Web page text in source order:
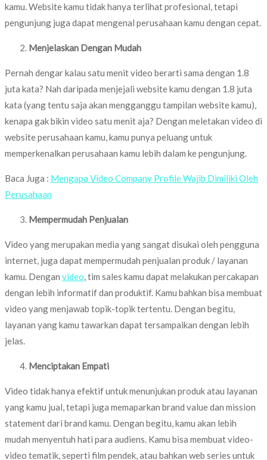
kamu. Website kamu tidak hanya terlihat profesional, tetapi
pengunjung juga dapat mengenal perusahaan kamu dengan cepat.
Menjelaskan Dengan Mudah
Pernah dengar kalau satu menit video berarti sama dengan 1.8
juta kata? Nah daripada menjejali website kamu dengan 1.8 juta
kata (yang tentu saja akan mengganggu tampilan website kamu),
kenapa gak bikin video satu menit aja? Dengan meletakan video di
website perusahaan kamu, kamu punya peluang untuk
memperkenalkan perusahaan kamu lebih dalam ke pengunjung.
Baca Juga : Mengapa Video Company Profile Wajib Dimiliki Oleh
Perusahaan
Mempermudah Penjualan
Video yang merupakan media yang sangat disukai oleh pengguna
internet, juga dapat mempermudah penjualan produk / layanan
kamu. Dengan video, tim sales kamu dapat melakukan percakapan
dengan lebih informatif dan produktif. Kamu bahkan bisa membuat
video yang menjawab topik-topik tertentu. Dengan begitu,
layanan yang kamu tawarkan dapat tersampaikan dengan lebih
jelas.
Menciptakan Empati
Video tidak hanya efektif untuk menunjukan produk atau layanan
yang kamu jual, tetapi juga memaparkan brand value dan mission
statement dari brand kamu. Dengan begitu, kamu akan lebih
mudah menyentuh hati para audiens. Kamu bisa membuat video-
video tematik, seperti film pendek, atau bahkan web series untuk